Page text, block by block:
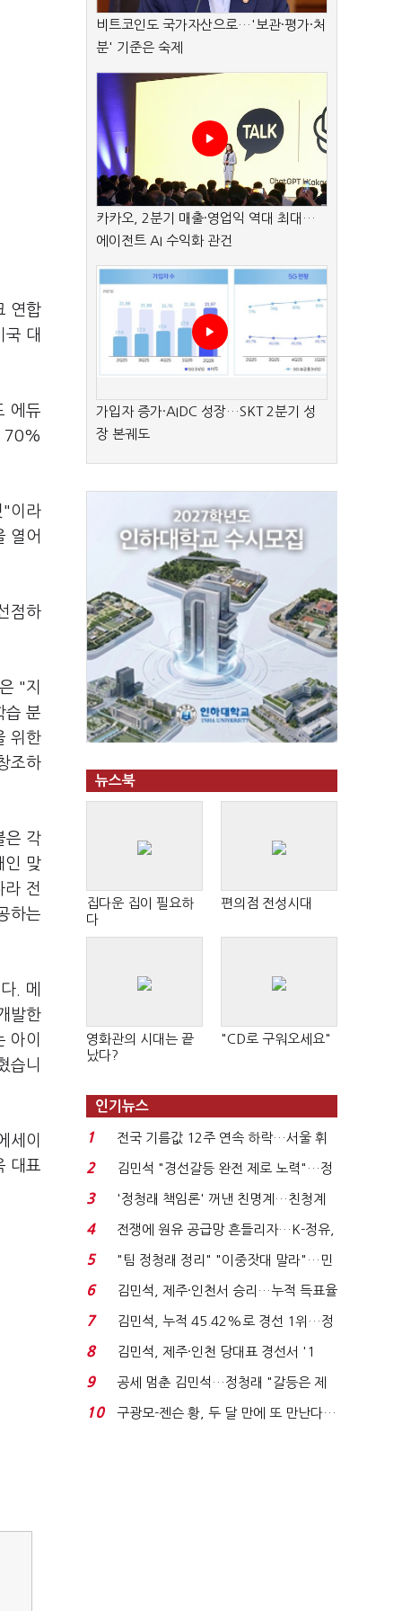
연합
국 대
에듀
70%
"이라
열어
점하
"지
습 분
위한
조하
은 각
인 맞
전
하는
. 메
발한
아이
습니
세이
대표
비트코인도 국가자산으로…'보관·평가·처
분' 기준은 숙제
카카오, 2분기 매출·영업익 역대 최대…
에이전트 AI 수익화 관건
가입자 증가·AIDC 성장…SKT 2분기 성
장 본궤도
뉴스북
집다운 집이 필요하
다
편의점 전성시대
영화관의 시대는 끝
났다?
"CD로 구워오세요"
인기뉴스
1
전국 기름값 12주 연속 하락…서울 휘
발윳값 1909원...
2
김민석 "경선갈등 완전 제로 노력"…정
청래 "반명 공세 사...
3
'정청래 책임론' 꺼낸 친명계…친청계
는 추가투표 때리기...
4
전쟁에 원유 공급망 흔들리자…K-정유,
에너지안보 핵심...
5
"팀 정청래 정리" "이중잣대 말라"…민
주 최고위원 계파 다...
6
김민석, 제주·인천서 승리…누적 득표율
'1위 탈환'(종합)...
7
김민석, 누적 45.42%로 경선 1위…정
청래와 격차 0.86%p(...
8
김민석, 제주·인천 당대표 경선서 '1
위'(1보)...
9
공세 멈춘 김민석…정청래 "갈등은 제
가 수습"
10
구광모-젠슨 황, 두 달 만에 또 만난다…